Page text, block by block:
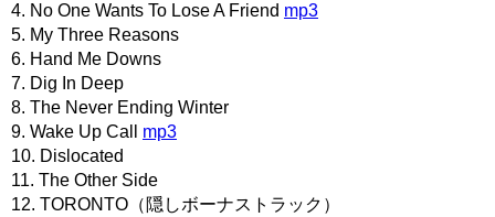
4. No One Wants To Lose A Friend mp3
5. My Three Reasons
6. Hand Me Downs
7. Dig In Deep
8. The Never Ending Winter
9. Wake Up Call mp3
10. Dislocated
11. The Other Side
12. TORONTO（隠しボーナストラック）